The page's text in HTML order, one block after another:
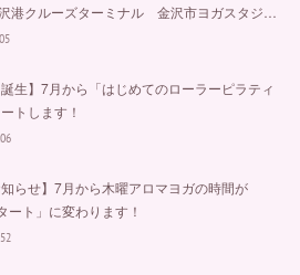
港クルーズターミナル 金沢市ヨガスタジ…
誕生】7月から「はじめてのローラーピラティ
トします！
知らせ】7月から木曜アロマヨガの時間が
ート」に変わります！